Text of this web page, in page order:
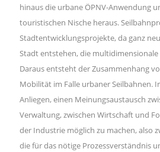
hinaus die urbane ÖPNV-Anwendung
touristischen Nische heraus.
Stadtentwicklungsprojekte, da ganz
Stadt entstehen, die
Daraus entsteht der Zusammenhang
Mobilität im Falle urbaner Seilbahnen.
Anliegen, einen Meinungsaustausch
Verwaltung, zwischen Wirtschaft und
der Industrie möglich zu machen, also
die für das nötige Prozessverständnis